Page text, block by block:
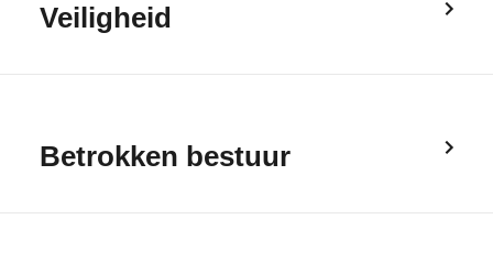
Veiligheid
Betrokken bestuur